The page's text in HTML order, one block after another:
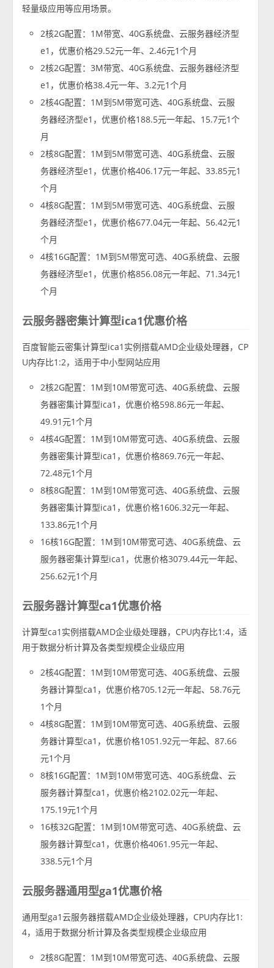
轻量级应用等应用场景。
2核2G配置：1M带宽、40G系统盘、云服务器经济型
e1，优惠价格29.52元一年、2.46元1个月
2核2G配置：3M带宽、40G系统盘、云服务器经济型
e1，优惠价格38.4元一年、3.2元1个月
2核4G配置：1M到5M带宽可选、40G系统盘、云服
务器经济型e1，优惠价格188.5元一年起、15.7元1个
月
2核8G配置：1M到5M带宽可选、40G系统盘、云服
务器经济型e1，优惠价格406.17元一年起、33.85元1
个月
4核8G配置：1M到5M带宽可选、40G系统盘、云服
务器经济型e1，优惠价格677.04元一年起、56.42元1
个月
4核16G配置：1M到5M带宽可选、40G系统盘、云服
务器经济型e1，优惠价格856.08元一年起、71.34元1
个月
云服务器密集计算型ica1优惠价格
百度智能云密集计算型ica1实例搭载AMD企业级处理器，CP
U内存比1:2，适用于中小型网站应用
2核2G配置：1M到10M带宽可选、40G系统盘、云服
务器密集计算型ica1，优惠价格598.86元一年起、
49.91元1个月
4核4G配置：1M到10M带宽可选、40G系统盘、云服
务器密集计算型ica1，优惠价格869.76元一年起、
72.48元1个月
8核8G配置：1M到10M带宽可选、40G系统盘、云服
务器密集计算型ica1，优惠价格1606.32元一年起、
133.86元1个月
16核16G配置：1M到10M带宽可选、40G系统盘、云
服务器密集计算型ica1，优惠价格3079.44元一年起、
256.62元1个月
云服务器计算型ca1优惠价格
计算型ca1实例搭载AMD企业级处理器，CPU内存比1:4，适
用于数据分析计算及各类型规模企业级应用
2核4G配置：1M到10M带宽可选、40G系统盘、云服
务器计算型ca1，优惠价格705.12元一年起、58.76元
1个月
4核8G配置：1M到10M带宽可选、40G系统盘、云服
务器计算型ca1，优惠价格1051.92元一年起、87.66
元1个月
8核16G配置：1M到10M带宽可选、40G系统盘、云
服务器计算型ca1，优惠价格2102.02元一年起、
175.19元1个月
16核32G配置：1M到10M带宽可选、40G系统盘、云
服务器计算型ca1，优惠价格4061.95元一年起、
338.5元1个月
云服务器通用型ga1优惠价格
通用型ga1云服务器搭载AMD企业级处理器，CPU内存比1:
4，适用于数据分析计算及各类型规模企业级应用
2核8G配置：1M到10M带宽可选、40G系统盘、云服